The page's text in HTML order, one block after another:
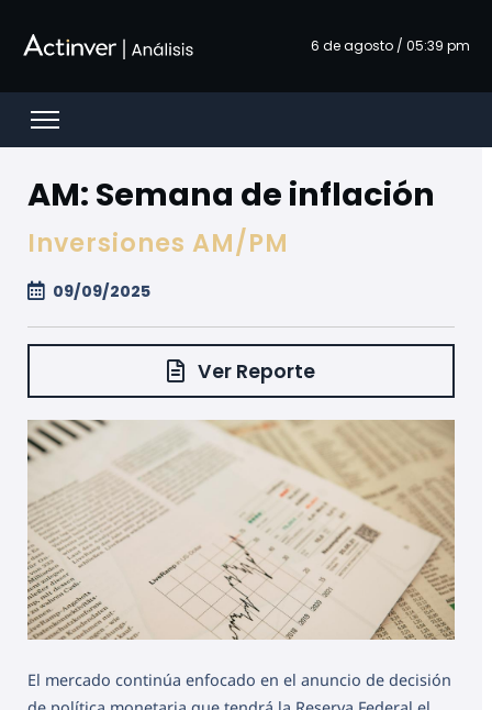
6 de agosto / 05:39 pm
Open menu
AM: Semana de inflación
Inversiones AM/PM
09/09/2025
Ver Reporte
El mercado continúa enfocado en el anuncio de decisión